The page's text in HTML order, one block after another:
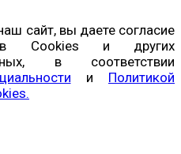
сайт, вы даете согласие
Cookies и других
в соответствии
и Политикой